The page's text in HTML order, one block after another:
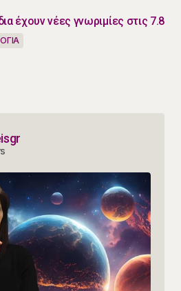
έχουν νέες γνωριμίες στις 7.8